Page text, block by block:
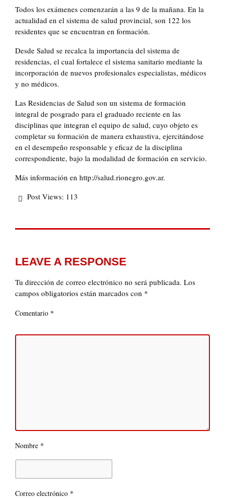
Todos los exámenes comenzarán a las 9 de la mañana. En la
actualidad en el sistema de salud provincial, son 122 los
residentes que se encuentran en formación.
Desde Salud se recalca la importancia del sistema de
residencias, el cual fortalece el sistema sanitario mediante la
incorporación de nuevos profesionales especialistas, médicos
y no médicos.
Las Residencias de Salud son un sistema de formación
integral de posgrado para el graduado reciente en las
disciplinas que integran el equipo de salud, cuyo objeto es
completar su formación de manera exhaustiva, ejercitándose
en el desempeño responsable y eficaz de la disciplina
correspondiente, bajo la modalidad de formación en servicio.
Más información en http://salud.rionegro.gov.ar.
Post Views: 113
LEAVE A RESPONSE
Tu dirección de correo electrónico no será publicada. Los
campos obligatorios están marcados con *
Comentario *
Nombre *
Correo electrónico *